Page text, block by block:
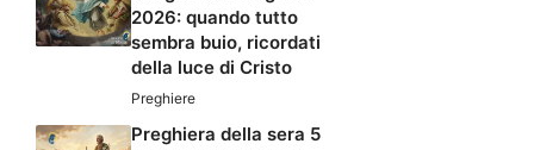
2026: quando tutto
sembra buio, ricordati
della luce di Cristo
Preghiere
Preghiera della sera 5